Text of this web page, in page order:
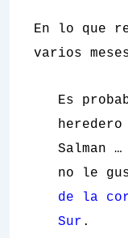
En lo que
varios
Es
heredero
Salman
no le
de la
Sur .